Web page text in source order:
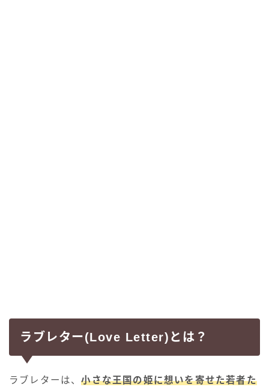
ラブレター(Love Letter)とは？
ラブレターは、小さな王国の姫に想いを寄せた若者た